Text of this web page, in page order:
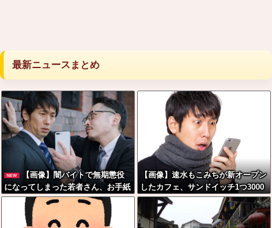
最新ニュースまとめ
NEW
【画像】闇バイトで無期懲役
になってしまった若者さん、お手紙
でお気持ち表明した結果本当に自分
で書いたの？と疑惑が集中してしま
【画像】速水もこみちが新オープン
したカフェ、サンドイッチ1つ3000
円←コレは妥当だと思
う？？？？？？